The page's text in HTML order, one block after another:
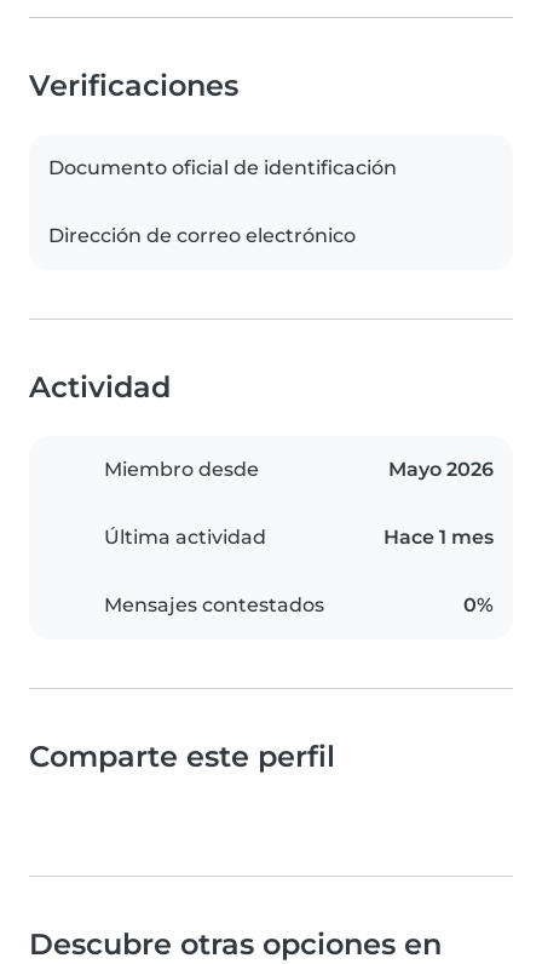
Verificaciones
Documento oficial de identificación
Dirección de correo electrónico
Actividad
Miembro desde Mayo 2026
Última actividad Hace 1 mes
Mensajes contestados 0%
Comparte este perfil
Descubre otras opciones en